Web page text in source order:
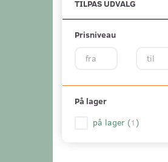
TILPAS UDVALG
Prisniveau
På lager
på lager (1 )